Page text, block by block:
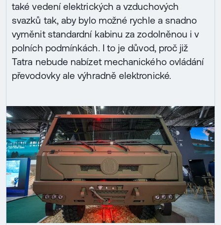
také vedení elektrických a vzduchových
svazků tak, aby bylo možné rychle a snadno
vyměnit standardní kabinu za zodolněnou i v
polních podmínkách. I to je důvod, proč již
Tatra nebude nabízet mechanického ovládání
převodovky ale výhradně elektronické.